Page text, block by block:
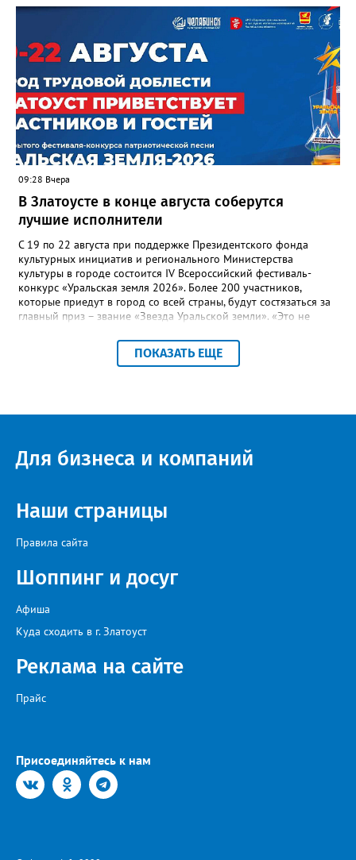
отметили и недочёты. «Например, управляющие компании
несвоевременно приняли меры для предотвращения
“перемерзания” общей домовой тепловой сети
многоквартирного дома, отсутствовало взаимодействие с
ресурсоснабжающей организацией, ЕДДС и иными службами»,
— сообщила начальник Главного управления ГЖИ Ирина
Настенко. В следующий раз, рекомендовали в
Госжилинспекции, службы должны действовать слаженно. И
оперативно делиться информацией со всеми
заинтересованными – от поставщика тепла до конечных
потребителей.
09:28 Вчера
В Златоусте в конце августа соберутся
лучшие исполнители
С 19 по 22 августа при поддержке Президентского фонда
культурных инициатив и регионального Министерства
культуры в городе состоится IV Всероссийский фестиваль-
конкурс «Уральская земля 2026». Более 200 участников,
которые приедут в город со всей страны, будут состязаться за
главный приз – звание «Звезда Уральской земли». «Это не
прослушивания участников, мастер-классы от ведущих
наставников, выступления победителей прошлых лет и
Челябинской, Свердловской, Курганской, Оренбургской
идейный вдохновитель, организатор фестиваля, эстрадный
певец, победитель главного патриотического конкурса страны
искусства «Золотая лира», участник телевизионных проектов
на Первом канале, обладатель звания «Голос страны» Алексей
ПОКАЗАТЬ ЕЩЕ
Для бизнеса и компаний
Наши страницы
Правила сайта
Шоппинг и досуг
Афиша
Куда сходить в г. Златоуст
Реклама на сайте
Прайс
Присоединяйтесь к нам